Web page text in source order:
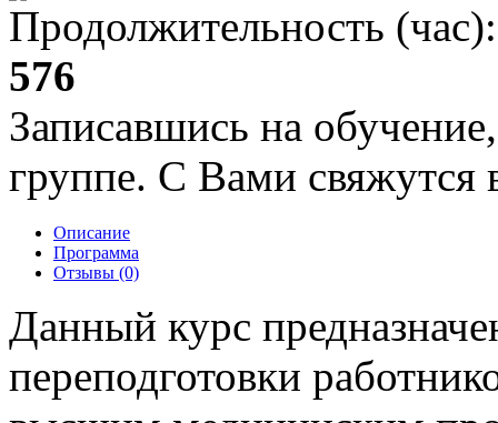
Продолжительность (час):
576
Записавшись на
группе. С Вами свяжутся
Описание
Программа
Отзывы (0)
Данный курс
переподготовки